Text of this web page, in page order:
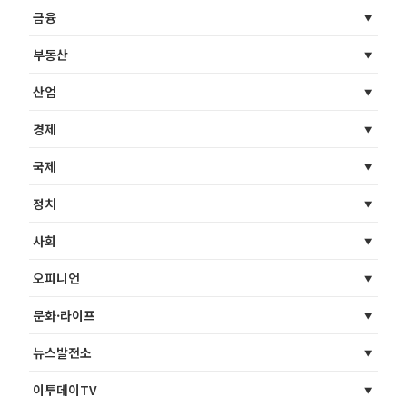
금융
부동산
산업
경제
국제
정치
사회
오피니언
문화·라이프
뉴스발전소
이투데이TV